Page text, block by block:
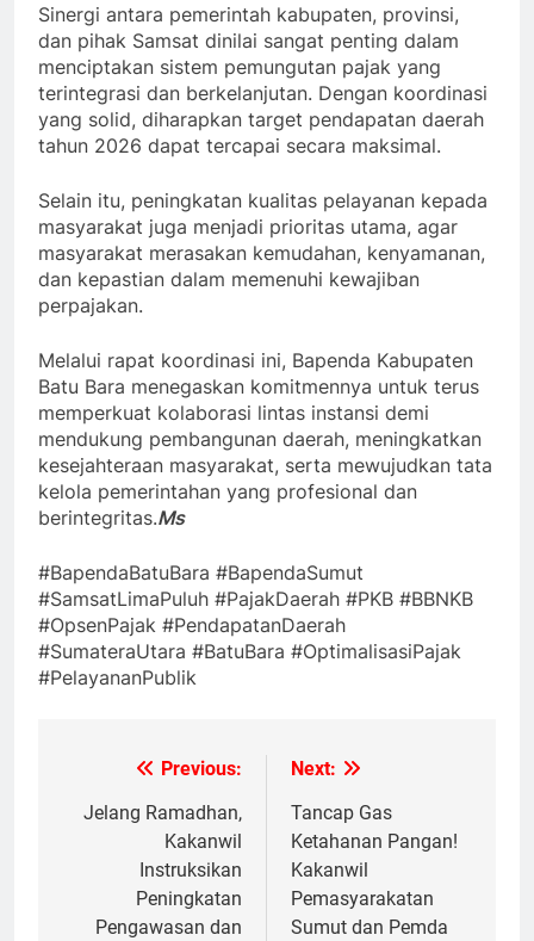
Sinergi antara pemerintah kabupaten, provinsi,
dan pihak Samsat dinilai sangat penting dalam
menciptakan sistem pemungutan pajak yang
terintegrasi dan berkelanjutan. Dengan koordinasi
yang solid, diharapkan target pendapatan daerah
tahun 2026 dapat tercapai secara maksimal.
Selain itu, peningkatan kualitas pelayanan kepada
masyarakat juga menjadi prioritas utama, agar
masyarakat merasakan kemudahan, kenyamanan,
dan kepastian dalam memenuhi kewajiban
perpajakan.
Melalui rapat koordinasi ini, Bapenda Kabupaten
Batu Bara menegaskan komitmennya untuk terus
memperkuat kolaborasi lintas instansi demi
mendukung pembangunan daerah, meningkatkan
kesejahteraan masyarakat, serta mewujudkan tata
kelola pemerintahan yang profesional dan
berintegritas.Ms
#BapendaBatuBara #BapendaSumut
#SamsatLimaPuluh #PajakDaerah #PKB #BBNKB
#OpsenPajak #PendapatanDaerah
#SumateraUtara #BatuBara #OptimalisasiPajak
#PelayananPublik
Navigasi
pos
Previous:
Jelang Ramadhan,
Kakanwil
Instruksikan
Peningkatan
Pengawasan dan
Next:
Tancap Gas
Ketahanan Pangan!
Kakanwil
Pemasyarakatan
Sumut dan Pemda